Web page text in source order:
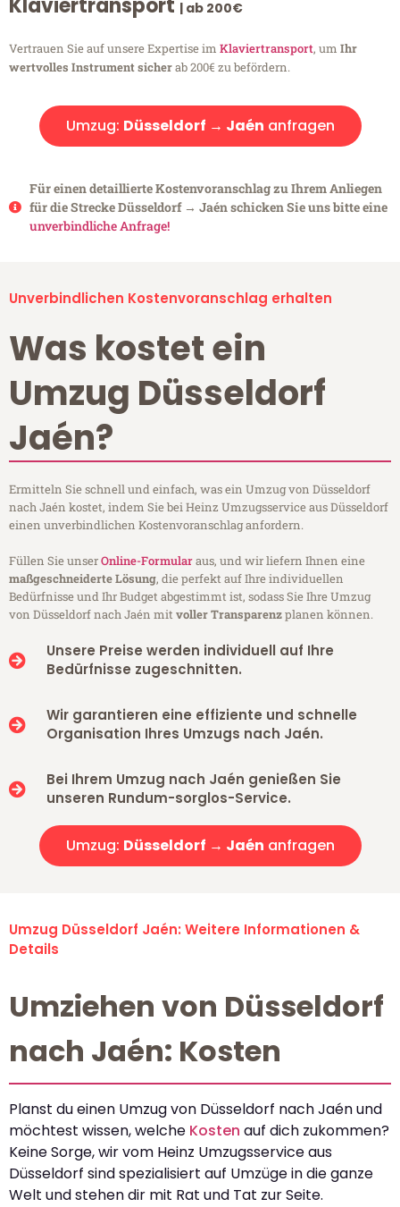
Klaviertransport | ab 200€
Vertrauen Sie auf unsere Expertise im Klaviertransport, um Ihr
wertvolles Instrument sicherab 200€ zu befördern.
Umzug: Düsseldorf → Jaén anfragen
Für einen detaillierte Kostenvoranschlag zu Ihrem Anliegen
für die Strecke Düsseldorf → Jaén schicken Sie uns bitte eine
unverbindliche Anfrage!
Unverbindlichen Kostenvoranschlag erhalten
Was kostet ein
Umzug Düsseldorf
Jaén?
Ermitteln Sie schnell und einfach, was ein Umzug von Düsseldorf
nach Jaén kostet, indem Sie bei Heinz Umzugsservice aus Düsseldorf
einen unverbindlichen Kostenvoranschlag anfordern.
Füllen Sie unserOnline-Formularaus, und wir liefern Ihnen eine
maßgeschneiderte Lösung, die perfekt auf Ihre individuellen
Bedürfnisse und Ihr Budget abgestimmt ist, sodass Sie Ihre Umzug
von Düsseldorf nach Jaén mitvoller Transparenzplanen können.
Unsere Preise werden individuell auf Ihre
Bedürfnisse zugeschnitten.
Wir garantieren eine effiziente und schnelle
Organisation Ihres Umzugs nach Jaén.
Bei Ihrem Umzug nach Jaén genießen Sie
unseren Rundum-sorglos-Service.
Umzug: Düsseldorf → Jaén anfragen
Umzug Düsseldorf Jaén: Weitere Informationen &
Details
Umziehen von Düsseldorf
nach Jaén: Kosten
Planst du einen Umzug von Düsseldorf nach Jaén und
möchtest wissen, welche Kosten auf dich zukommen?
Keine Sorge, wir vom Heinz Umzugsservice aus
Düsseldorf sind spezialisiert auf Umzüge in die ganze
Welt und stehen dir mit Rat und Tat zur Seite.